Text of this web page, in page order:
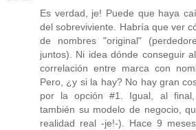
Es verdad, je! Puede que haya
del sobreviviente. Habría que ver
de nombres "original"
juntos). Ni idea dónde conseguir
correlación entre marca con
Pero, ¿y si la hay? No hay gran
por la opción #1. Igual, al
también su modelo de negocio,
realidad real -je!-). Hace 9